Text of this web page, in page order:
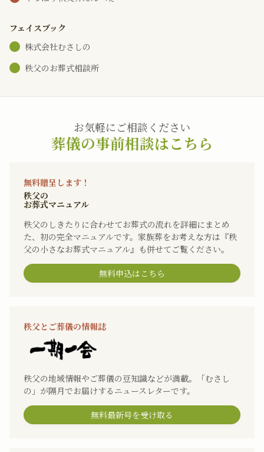
フェイスブック
株式会社むさしの
秩父のお葬式相談所
お気軽にご相談ください
葬儀の事前相談はこちら
無料贈呈します！
秩父の
お葬式マニュアル
秩父のしきたりに合わせてお葬式の流れを詳細にまとめ
た、初の完全マニュアルです。家族葬をお考えな方は『秩
父の小さなお葬式マニュアル』も併せてご覧ください。
無料申込はこちら
秩父とご葬儀の情報誌
秩父の地域情報やご葬儀の豆知識などが満載。「むさし
の」が隔月でお届けするニュースレターです。
無料最新号を受け取る